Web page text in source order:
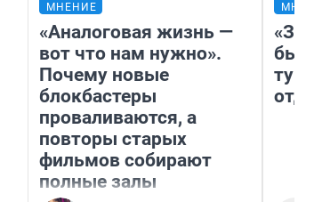
МНЕНИЕ
«Аналоговая жизнь —
вот что нам нужно».
Почему новые
блокбастеры
проваливаются, а
повторы старых
фильмов собирают
полные залы
«За
были